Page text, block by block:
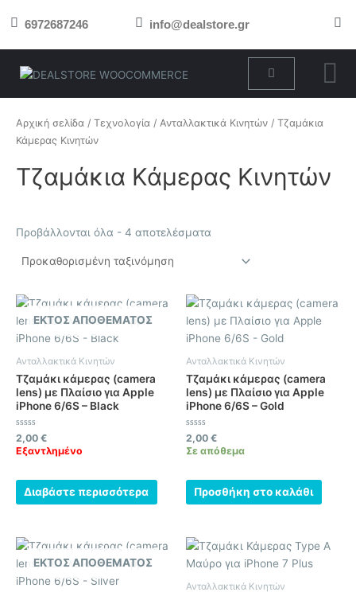
στο 6972687246 info@dealstore.gr
Cart
Αρχική σελίδα / Τεχνολογία / Ανταλλακτικά Κινητών / Τζαμάκια
Κάμερας Κινητών
Τζαμάκια Κάμερας Κινητών
Προβάλλονται όλα - 4 αποτελέσματα
ΕΚΤΌΣ ΑΠΟΘΈΜΑΤΟΣ
Ανταλλακτικά Κινητών
Τζαμάκι κάμερας (camera
lens) με Πλαίσιο για Apple
iPhone 6/6S – Black
Βαθμολογήθηκε
με
0
2,00 €
Εξαντλημένο
Διαβάστε περισσότερα
Ανταλλακτικά Κινητών
Τζαμάκι κάμερας (camera
lens) με Πλαίσιο για Apple
iPhone 6/6S – Gold
Βαθμολογήθηκε
με
0
2,00 €
Σε απόθεμα
Προσθήκη στο καλάθι
ΕΚΤΌΣ ΑΠΟΘΈΜΑΤΟΣ
Ανταλλακτικά Κινητών